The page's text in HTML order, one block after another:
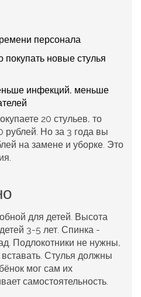
персонала
новые стулья
инфекций, меньше
20 стульев, то
Но за 3 года вы
на замене и уборке. Это
для детей. Высота
3-5 лет. Спинка -
Подлокотники не нужны,
Стулья должны
мог сам их
самостоятельность.